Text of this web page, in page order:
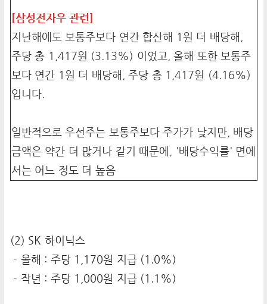
[삼성전자우 관련]
지난해에도 보통주보다 연간 합산해 1원 더 배당해,
주당 총 1,417원 (3.13%) 이었고, 올해 또한 보통주
보다 연간 1원 더 배당해, 주당 총 1,417원 (4.16%)
입니다.
일반적으로 우선주는 보통주보다 주가가 낮지만, 배당
금액은 약간 더 많거나 같기 때문에, '배당수익률' 면에
서는 어느 정도 더 높음
(2) SK 하이닉스
- 올해 : 주당 1,170원 지급 (1.0%)
- 작년 : 주당 1,000원 지급 (1.1%)